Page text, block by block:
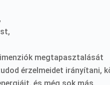
megtapasztalását
érzelmeidet
és még sok más.